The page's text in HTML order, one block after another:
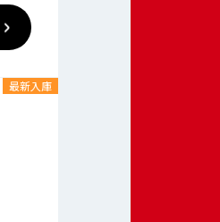
最新入庫